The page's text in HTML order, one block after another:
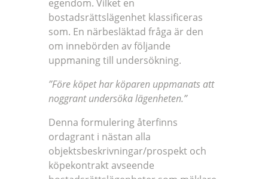
egendom. Vilket en
bostadsrättslägenhet klassificeras
som. En närbesläktad fråga är den
om innebörden av följande
uppmaning till undersökning.
”Före köpet har köparen uppmanats att
noggrant undersöka lägenheten.”
Denna formulering återfinns
ordagrant i nästan alla
objektsbeskrivningar/prospekt och
köpekontrakt avseende